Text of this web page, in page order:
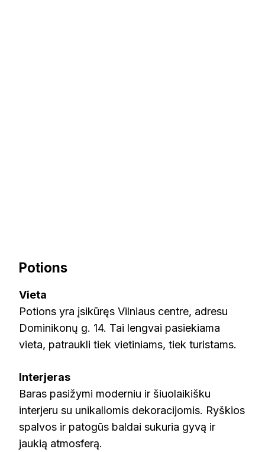
Potions
Vieta
Potions yra įsikūręs Vilniaus centre, adresu
Dominikonų g. 14. Tai lengvai pasiekiama
vieta, patraukli tiek vietiniams, tiek turistams.
Interjeras
Baras pasižymi moderniu ir šiuolaikišku
interjeru su unikaliomis dekoracijomis. Ryškios
spalvos ir patogūs baldai sukuria gyvą ir
jaukią atmosferą.